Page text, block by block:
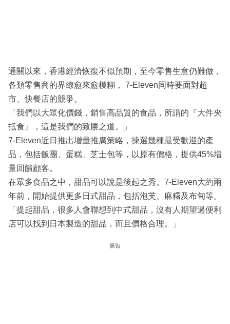
通關以來，香港經濟恢復不似預期，至今零售生意仍難做，
各類零售商的界線愈來愈模糊， 7-Eleven同時要面對超
市、快餐店的競爭。
「我們以大眾化價錢，銷售高品質的食品，所謂的『大件夾
抵食』，這是我們的致勝之道。」
7-Eleven近日推出增量推廣策略，揀選幾種最受歡迎的產
品，包括飯團、蛋糕、芝士包等，以原有價格，提供45%增
量回饋顧客。
在眾多食品之中，甜品可以說是後起之秀。7-Eleven大約兩
年前，開始提供更多日式甜品，包括泡芙、麻糬及布甸等。
「提起甜品，很多人會聯想到中式甜品，沒有人期望過便利
店可以找到日本製造的甜品，而且價格合理。」
廣告